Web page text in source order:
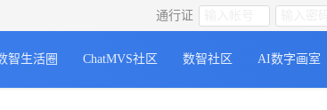
通行证
智生活圈 ChatMVS社区 数智社区 AI数字画室